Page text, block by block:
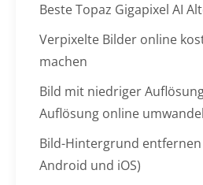
Beste Topaz Gigapixel AI
Verpixelte Bilder online
machen
Bild mit niedriger
Auflösung online
Bild-Hintergrund entfernen
Android und iOS)